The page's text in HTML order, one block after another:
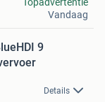
Vandaag
9
Details